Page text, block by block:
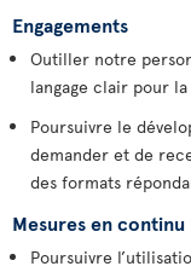
Engagements
Outiller notre
langage clair pour
Poursuivre le
demander et de
des formats
Mesures en continu
Poursuivre